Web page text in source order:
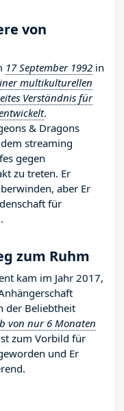
von
17 September 1992 in
multikulturellen
Verständnis für
.
& Dragons
streaming
gegen
zu treten. Er
aber Er
für
zum Ruhm
kam im Jahr 2017,
der Beliebtheit
von nur 6 Monaten
zum Vorbild für
und Er